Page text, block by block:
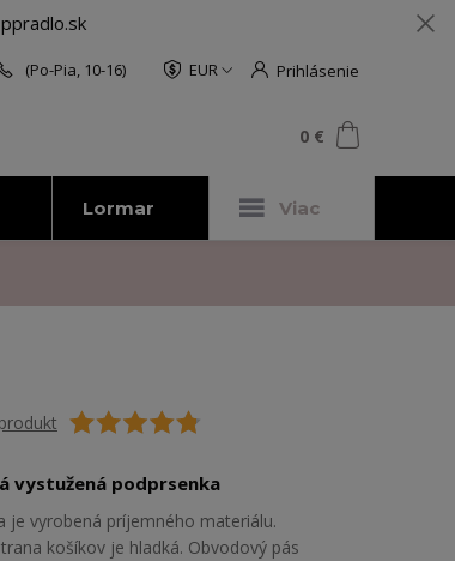
EUR Prihlásenie
(Po-Pia, 10-16)
0 €
Lormar Viac
vystužená podprsenka
je vyrobená príjemného materiálu.
košíkov je hladká. Obvodový pás